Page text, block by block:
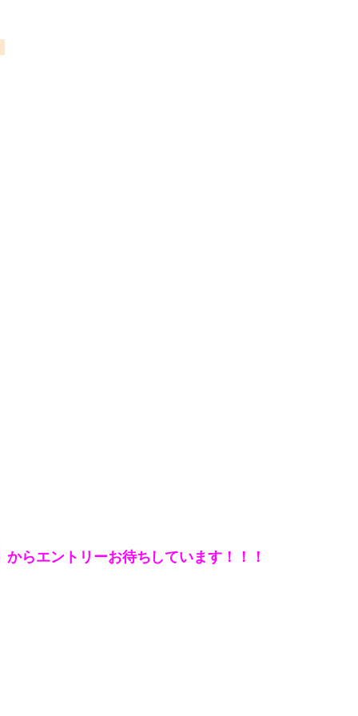
からエントリーお待ちしています！！！